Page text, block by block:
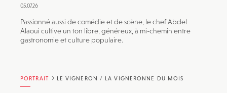
05.07.26
Passionné aussi de comédie et de scène, le chef Abdel
Alaoui cultive un ton libre, généreux, à mi-chemin entre
gastronomie et culture populaire.
PORTRAIT LE VIGNERON / LA VIGNERONNE DU MOIS